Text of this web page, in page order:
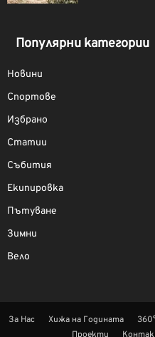
Популярни категории
Новини
Спортове
Избрано
Статии
Събития
Екипировка
Пътуване
Зимни
Вело
За Нас Хижа на Годината